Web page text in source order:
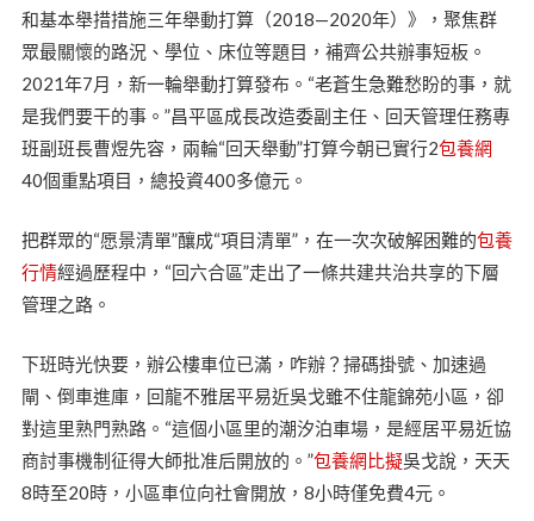
和基本舉措措施三年舉動打算（2018—2020年）》，聚焦群
眾最關懷的路況、學位、床位等題目，補齊公共辦事短板。
2021年7月，新一輪舉動打算發布。“老蒼生急難愁盼的事，就
是我們要干的事。”昌平區成長改造委副主任、回天管理任務專
班副班長曹煜先容，兩輪“回天舉動”打算今朝已實行2包養網
40個重點項目，總投資400多億元。
把群眾的“愿景清單”釀成“項目清單”，在一次次破解困難的包養
行情經過歷程中，“回六合區”走出了一條共建共治共享的下層
管理之路。
下班時光快要，辦公樓車位已滿，咋辦？掃碼掛號、加速過
閘、倒車進庫，回龍不雅居平易近吳戈雖不住龍錦苑小區，卻
對這里熟門熟路。“這個小區里的潮汐泊車場，是經居平易近協
商討事機制征得大師批准后開放的。”包養網比擬吳戈說，天天
8時至20時，小區車位向社會開放，8小時僅免費4元。